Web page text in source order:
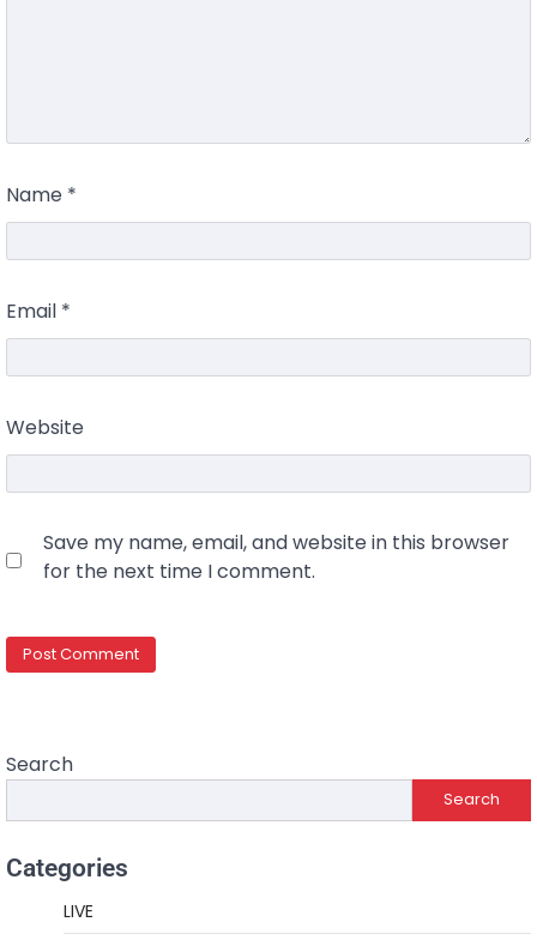
Name *
Email *
Website
Save my name, email, and website in this browser
for the next time I comment.
Search
Search
Categories
LIVE